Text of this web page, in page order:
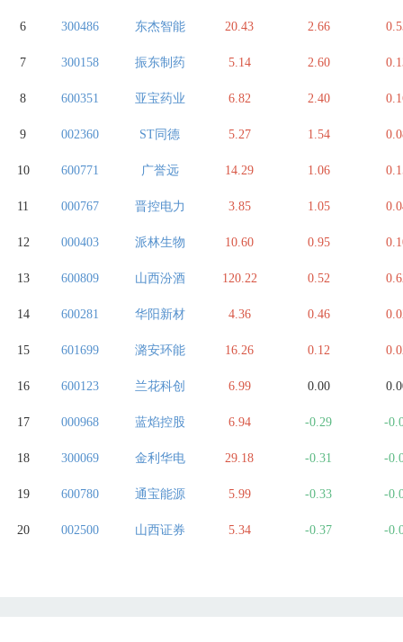
6 300486 东杰智能 20.43 2.66
7 300158 振东制药 5.14 2.60
8 600351 亚宝药业 6.82 2.40
9 002360 ST同德 5.27 1.54
10 600771 广誉远 14.29 1.06
11 000767 晋控电力 3.85 1.05
12 000403 派林生物 10.60 0.95
13 600809 山西汾酒 120.22 0.52
14 600281 华阳新材 4.36 0.46
15 601699 潞安环能 16.26 0.12
16 600123 兰花科创 6.99 0.00
17 000968 蓝焰控股 6.94 -0.29 -
18 300069 金利华电 29.18 -0.31 -
19 600780 通宝能源 5.99 -0.33 -
20 002500 山西证券 5.34 -0.37 -